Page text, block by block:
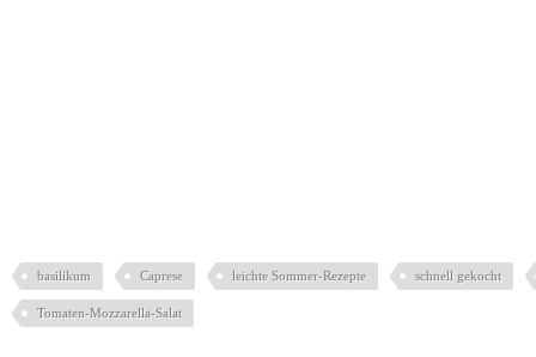
basilikum Caprese leichte Sommer-Rezepte schnell gekocht
Tomaten-Mozzarella-Salat